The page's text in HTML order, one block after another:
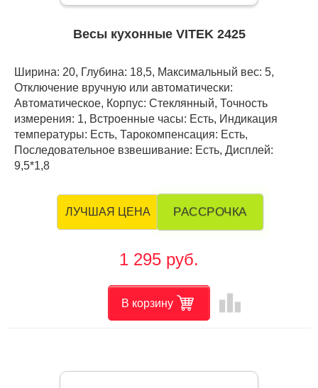
Весы кухонные VITEK 2425
Ширина: 20, Глубина: 18,5, Максимальный вес: 5,
Отключение вручную или автоматически:
Автоматическое, Корпус: Стеклянный, Точность
измерения: 1, Встроенные часы: Есть, Индикация
температуры: Есть, Тарокомпенсация: Есть,
Последовательное взвешивание: Есть, Дисплей:
9,5*1,8
ЛУЧШАЯ ЦЕНА РАССРОЧКА
1 295 руб.
В корзину leaderboard